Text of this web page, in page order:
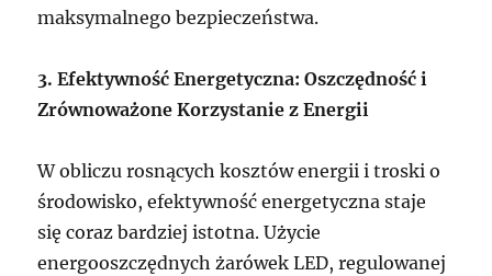
maksymalnego bezpieczeństwa.
3. Efektywność Energetyczna: Oszczędność i
Zrównoważone Korzystanie z Energii
W obliczu rosnących kosztów energii i troski o
środowisko, efektywność energetyczna staje
się coraz bardziej istotna. Użycie
energooszczędnych żarówek LED, regulowanej